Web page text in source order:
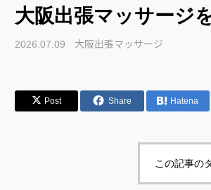
大阪出張マッサージ
2026.07.09 大阪出張マッサージ
Post Share Hatena
この記事の